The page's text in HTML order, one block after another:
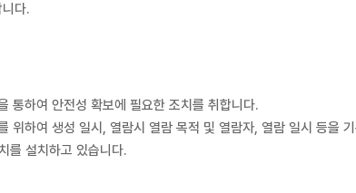
다.
등을 통하여 안전성 확보에 필요한 조치를 취합니다.
를 위하여 생성 일시, 열람시 열람 목적 및 열람자, 열람 일시
를 설치하고 있습니다.